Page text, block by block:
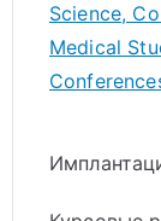
Science,
Medical